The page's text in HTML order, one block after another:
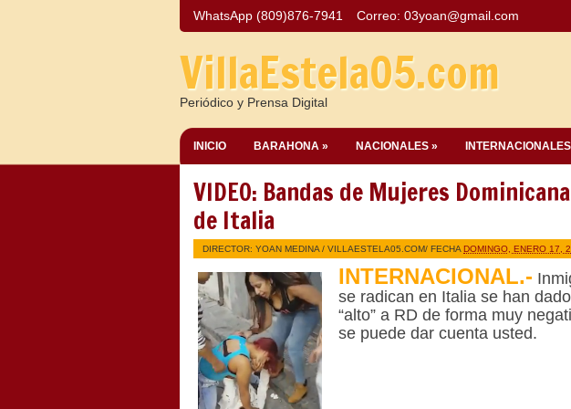
WhatsApp (809)876-7941 Correo: 03yoan@gmail.com
VillaEstela05.com
Periódico y Prensa Digital
INICIO BARAHONA » NACIONALES »
VIDEO: Bandas de Mujeres
de Italia
DIRECTOR: YOAN MEDINA / VILLAESTELA05.COM/ FECHA DOMINGO, ENERO 17,
INTERNACIONAL.-
se radican en Italia se han
“alto” a RD de forma muy
se puede dar cuenta usted.